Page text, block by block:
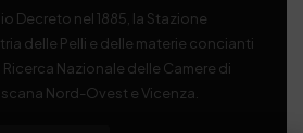
Decreto nel 1885, la Stazione
delle Pelli e delle materie concianti
Ricerca Nazionale delle Camere di
Nord-Ovest e Vicenza.